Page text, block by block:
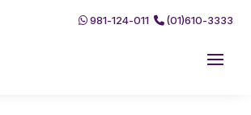
981-124-011 (01)610-3333